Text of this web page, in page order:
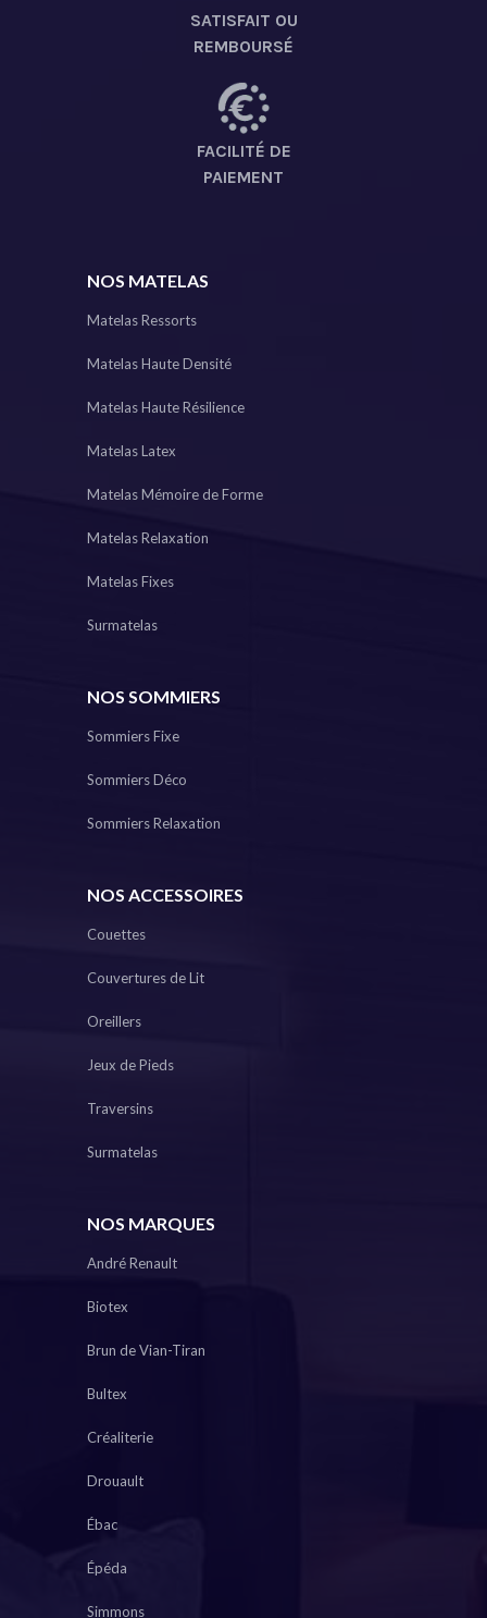
SATISFAIT OU
REMBOURSÉ
FACILITÉ DE
PAIEMENT
NOS MATELAS
Matelas Ressorts
Matelas Haute Densité
Matelas Haute Résilience
Matelas Latex
Matelas Mémoire de Forme
Matelas Relaxation
Matelas Fixes
Surmatelas
NOS SOMMIERS
Sommiers Fixe
Sommiers Déco
Sommiers Relaxation
NOS ACCESSOIRES
Couettes
Couvertures de Lit
Oreillers
Jeux de Pieds
Traversins
Surmatelas
NOS MARQUES
André Renault
Biotex
Brun de Vian-Tiran
Bultex
Créaliterie
Drouault
Ébac
Épéda
Simmons